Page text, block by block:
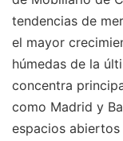
tendencias de
el mayor
húmedas de la
concentra
como Madrid y
espacios